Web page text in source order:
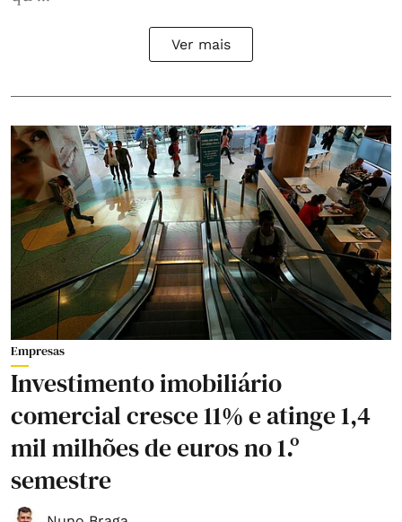
Ver mais
Empresas
Investimento imobiliário
comercial cresce 11% e atinge 1,4
mil milhões de euros no 1.º
semestre